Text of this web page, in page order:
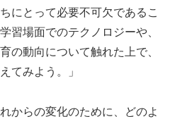
にとって必要不可欠であるこ
習場面でのテクノロジーや、
の動向について触れた上で、
てみよう。」
からの変化のために、どのよ